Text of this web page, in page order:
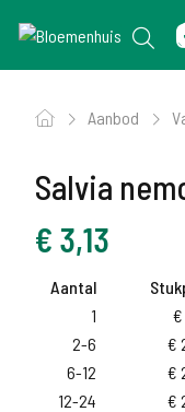
Aanbod
Salvia
€ 3,13
Aantal
1
€
2-6
€
6-12
€
12-24
€